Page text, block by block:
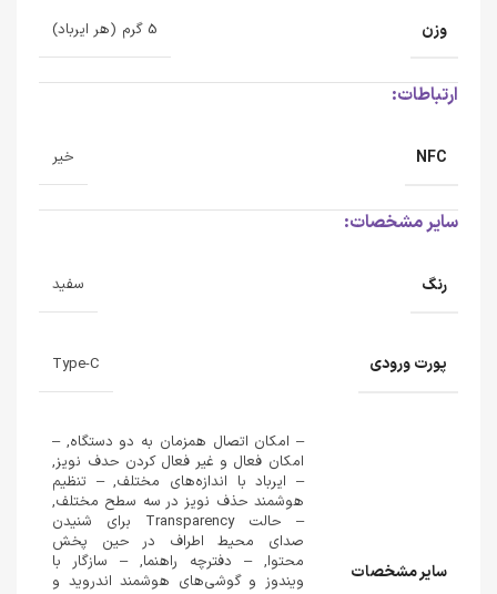
وزن 5 گرم (هر ایرباد)
ارتباطات:
NFC خیر
سایر مشخصات:
رنگ سفید
پورت ورودی Type-C
سایر مشخصات
– امکان اتصال همزمان به دو دستگاه, –
امکان فعال و غیر فعال کردن حدف نویز,
– ایرباد با اندازه‌های مختلف, – تنظیم
هوشمند حذف نویز در سه سطح مختلف,
– حالت Transparency برای شنیدن
صدای محیط اطراف در حین پخش
محتوا, – دفترچه راهنما, – سازگار با
ویندوز و گوشی‌های هوشمند اندروید و